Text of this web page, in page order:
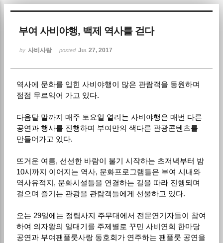
부여 사비야행, 백제 역사를 걷다
by 사비사랑 posted Jul 27, 2017
역사에 문화를 입힌 사비야행이 많은 관람객을 동원하며
점점 무르익어 가고 있다.
다음달 말까지 매주 토요일 열리는 사비야행은 매번 다른
공연과 행사를 진행하며 부여만의 색다른 관광콘텐츠를
만들어가고 있다.
뜨거운 여름, 선선한 바람이 불기 시작하는 초저녁부터 밤
10시까지 이어지는 역사, 문화프로그램들은 부여 시내와
역사유적지, 문화시설들을 연결하는 길을 따라 진행되며
걸으며 즐기는 관광을 관람객들에게 선물하고 있다.
오는 29일에는 정림사지 주무대에서 전문연기자들이 참여
하여 의자왕의 일대기를 주제별로 꾸민 사비연희 한마당
공연과 부여팬플룻사랑 동호회가 연주하는 팬플룻 공연을
Sketchbook5, 스케치북5
Sketchbook5, 스케치북5